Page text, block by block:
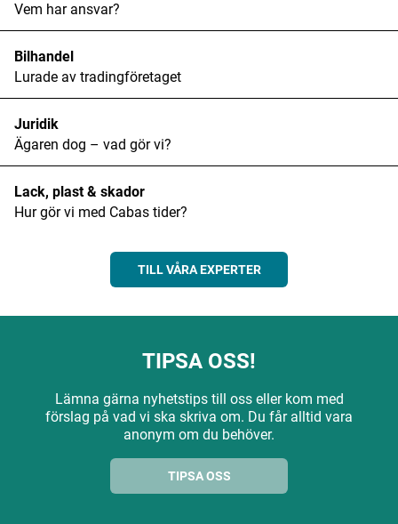
Vem har ansvar?
Bilhandel
Lurade av tradingföretaget
Juridik
Ägaren dog – vad gör vi?
Lack, plast & skador
Hur gör vi med Cabas tider?
TILL VÅRA EXPERTER
TIPSA OSS!
Lämna gärna nyhetstips till oss eller kom med
förslag på vad vi ska skriva om. Du får alltid vara
anonym om du behöver.
TIPSA OSS